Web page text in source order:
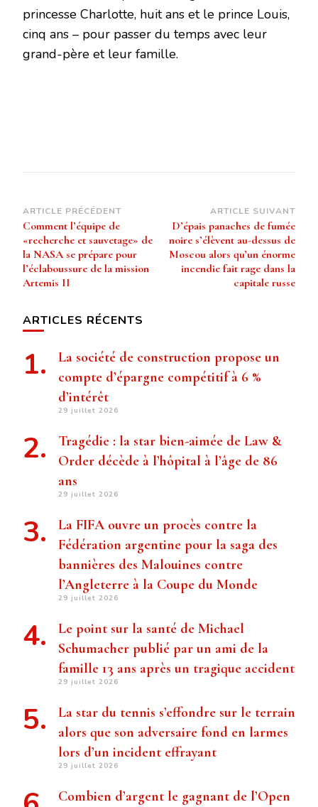
princesse Charlotte, huit ans et le prince Louis,
cinq ans – pour passer du temps avec leur
grand-père et leur famille.
Navigation
d’article
ARTICLE PRÉCÉDENT
Comment l’équipe de
«recherche et sauvetage» de
la NASA se prépare pour
l’éclaboussure de la mission
Artemis II
ARTICLE SUIVANT
D’épais panaches de fumée
noire s’élèvent au-dessus de
Moscou alors qu’un énorme
incendie fait rage dans la
capitale russe
ARTICLES RÉCENTS
La société de construction propose un
compte d’épargne compétitif à 6 %
d’intérêt
29 juillet 2026
Tragédie : la star bien-aimée de Law &
Order décède à l’hôpital à l’âge de 86
ans
29 juillet 2026
La FIFA ouvre un procès contre la
Fédération argentine pour la saga des
bannières des Malouines contre
l’Angleterre à la Coupe du Monde
29 juillet 2026
Le point sur la santé de Michael
Schumacher publié par un ami de la
famille 13 ans après un tragique accident
29 juillet 2026
La star du tennis s’effondre sur le terrain
alors que son adversaire fond en larmes
lors d’un incident effrayant
29 juillet 2026
Combien d’argent le gagnant de l’Open